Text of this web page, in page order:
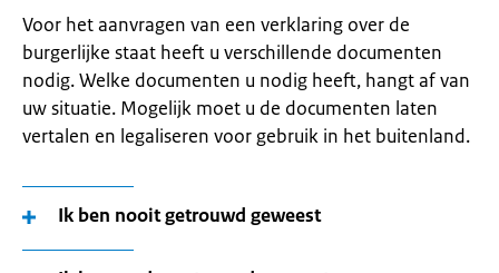
Voor het aanvragen van een verklaring over de
burgerlijke staat heeft u verschillende documenten
nodig. Welke documenten u nodig heeft, hangt af van
uw situatie. Mogelijk moet u de documenten laten
vertalen en legaliseren voor gebruik in het buitenland.
Ik ben nooit getrouwd geweest